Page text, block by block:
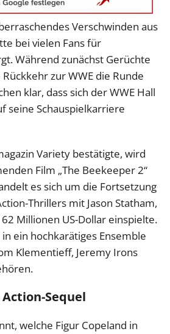
Verschwinden aus
bei vielen Fans für
Während zunächst Gerüchte
zur WWE die Runde
klar, dass sich der WWE Hall
seine Schauspielkarriere
Variety bestätigte, wird
Film „The Beekeeper 2“
es sich um die Fortsetzung
Thrillers mit Jason Statham,
Millionen US-Dollar einspielte.
ein hochkarätiges Ensemble
Klementieff, Jeremy Irons
Sequel
welche Figur Copeland in